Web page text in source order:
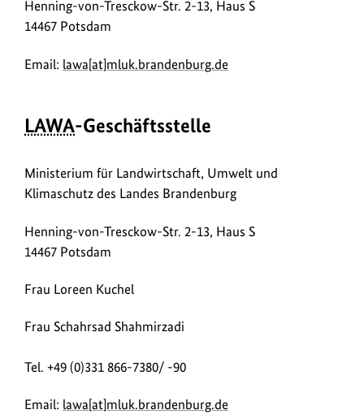
Henning-von-Tresckow-Str. 2-13, Haus S
14467 Potsdam
Email: lawa[at]mluk.brandenburg.de
LAWA-Geschäftsstelle
Ministerium für Landwirtschaft, Umwelt und
Klimaschutz des Landes Brandenburg
Henning-von-Tresckow-Str. 2-13, Haus S
14467 Potsdam
Frau Loreen Kuchel
Frau Schahrsad Shahmirzadi
Tel. +49 (0)331 866-7380/ -90
Email: lawa[at]mluk.brandenburg.de